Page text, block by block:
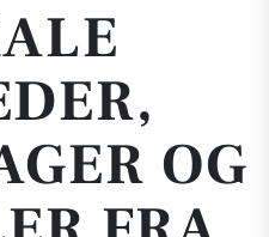
OG